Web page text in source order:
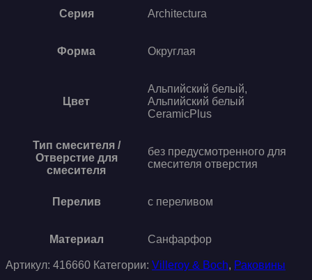
Серия Architectura
Форма Округлая
Цвет
Альпийский белый,
Альпийский белый
CeramicPlus
Тип смесителя /
Отверстие для
смесителя
без предусмотренного для
смесителя отверстия
Перелив с переливом
Материал Санфарфор
Артикул: 416660 Категории: Villeroy & Boch, Раковины